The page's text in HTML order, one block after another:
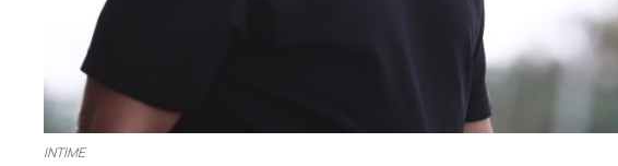
INTIME